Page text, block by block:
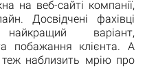
на веб-сайті компанії,
Досвідчені фахівці
варіант,
побажання клієнта. А
теж наблизить мрію про